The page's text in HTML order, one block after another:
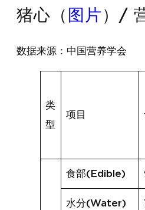
猪心（ 图片 ）/
数据来源：中国营养学会
类
型
项目
食部(Edible)
水分(Water)